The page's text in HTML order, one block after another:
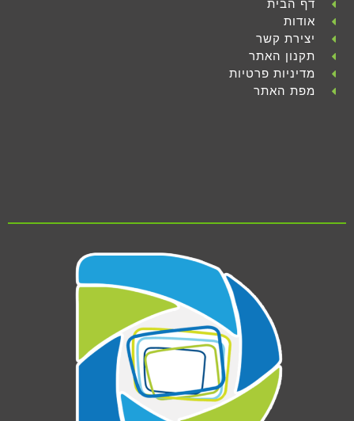
דף הבית
אודות
יצירת קשר
תקנון האתר
מדיניות פרטיות
מפת האתר